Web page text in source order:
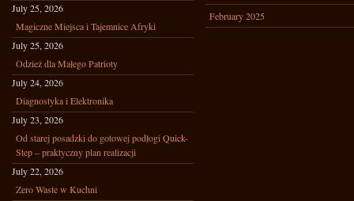
July 25, 2026
Magiczne Miejsca i Tajemnice Afryki
July 25, 2026
Odzież dla Małego Patrioty
July 24, 2026
Diagnostyka i Elektronika
July 23, 2026
Od starej posadzki do gotowej podłogi Quick-
Step – praktyczny plan realizacji
July 22, 2026
Zero Waste w Kuchni
February 2025